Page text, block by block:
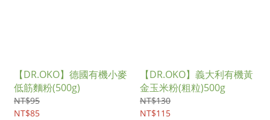
【DR.OKO】德國有機小麥
低筋麵粉(500g)
NT$95
NT$85
【DR.OKO】義大利有機黃
金玉米粉(粗粒)500g
NT$130
NT$115